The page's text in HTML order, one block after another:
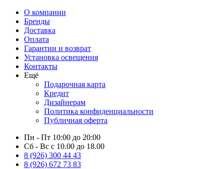
О компании
Бренды
Доставка
Оплата
Гарантии и возврат
Установка освещения
Контакты
Ещё
Подарочная карта
Кредит
Дизайнерам
Политика конфиденциальности
Публичная оферта
Пн - Пт 10:00 до 20:00
Сб - Вс с 10.00 до 18.00
8 (926) 300 44 43
8 (926) 672 73 83